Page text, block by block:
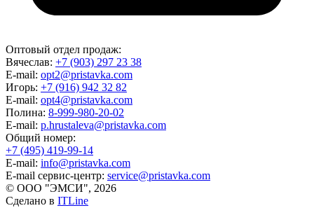
Оптовый отдел продаж:
Вячеслав: +7 (903) 297 23 38
E-mail: opt2@pristavka.com
Игорь: +7 (916) 942 32 82
E-mail: opt4@pristavka.com
Полина: 8-999-980-20-02
E-mail: p.hrustaleva@pristavka.com
Общий номер:
+7 (495) 419-99-14
E-mail: info@pristavka.com
E-mail сервис-центр: service@pristavka.com
© ООО "ЭМСИ", 2026
Сделано в ITLine